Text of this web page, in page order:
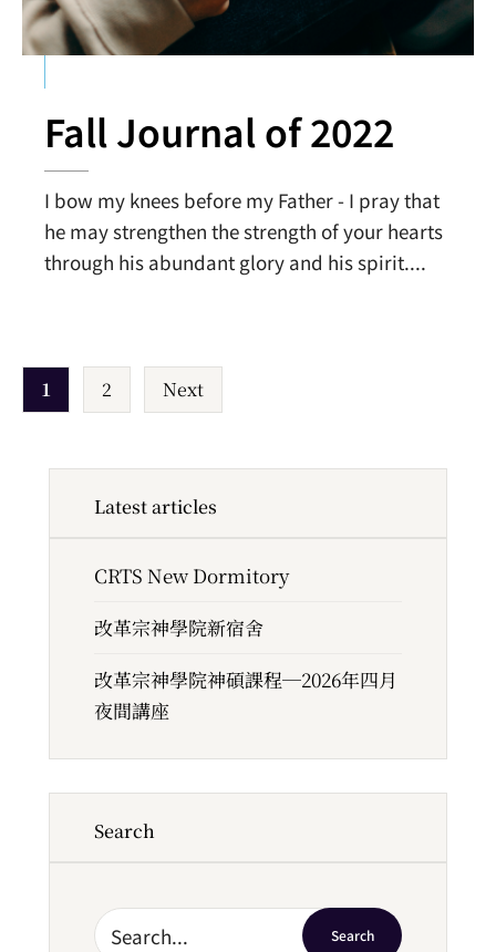
Fall Journal of 2022
I bow my knees before my Father - I pray that
he may strengthen the strength of your hearts
through his abundant glory and his spirit....
Posts
pagination
1 2 Next
Latest articles
CRTS New Dormitory
改革宗神學院新宿舍
改革宗神學院神碩課程─2026年四月
夜間講座
Search
Search